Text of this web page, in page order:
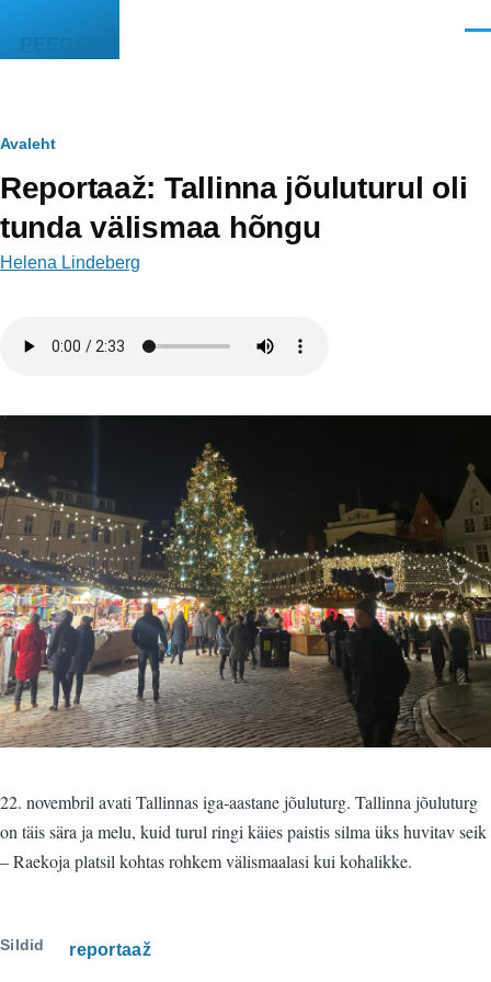
PEEGEL
Leivapuru
Avaleht
Reportaaž: Tallinna jõuluturul oli
tunda välismaa hõngu
Helena Lindeberg
22. novembril avati Tallinnas iga-aastane jõuluturg. Tallinna jõuluturg
on täis sära ja melu, kuid turul ringi käies paistis silma üks huvitav seik
– Raekoja platsil kohtas rohkem välismaalasi kui kohalikke.
Sildid reportaaž